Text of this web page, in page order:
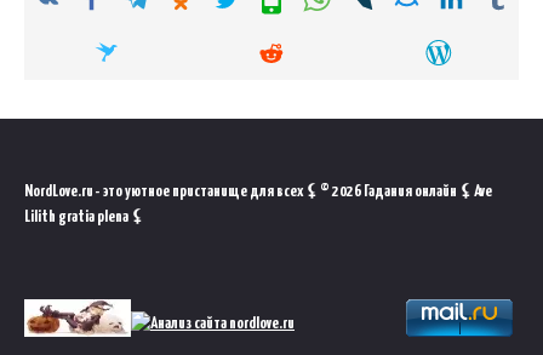
NordLove.ru - это уютное пристанище для всех ⚸ © 2026 Гадания онлайн ⚸ Ave
Lilith gratia plena ⚸